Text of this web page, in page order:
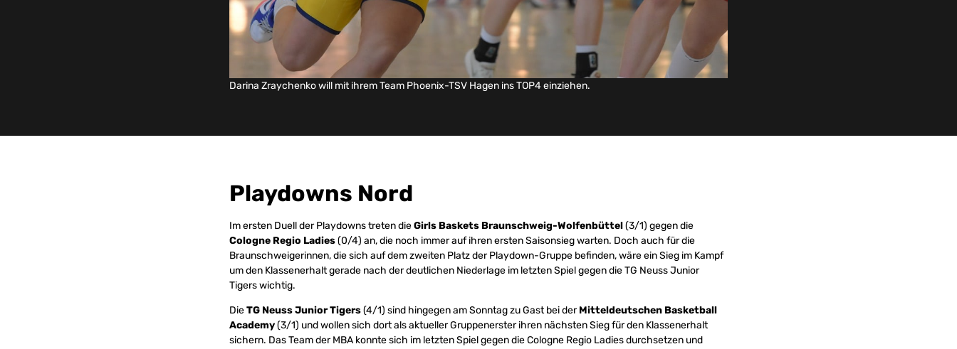
Darina Zraychenko will mit ihrem Team Phoenix-TSV Hagen ins TOP4 einziehen.
Playdowns Nord
Im ersten Duell der Playdowns treten dieGirls Baskets Braunschweig-Wolfenbüttel(3/1) gegen die
Cologne Regio Ladies(0/4) an, die noch immer auf ihren ersten Saisonsieg warten. Doch auch für die
Braunschweigerinnen, die sich auf dem zweiten Platz der Playdown-Gruppe befinden, wäre ein Sieg im Kampf
um den Klassenerhalt gerade nach der deutlichen Niederlage im letzten Spiel gegen die TG Neuss Junior
Tigers wichtig.
DieTG Neuss Junior Tigers(4/1) sind hingegen am Sonntag zu Gast bei derMitteldeutschen Basketball
Academy(3/1) und wollen sich dort als aktueller Gruppenerster ihren nächsten Sieg für den Klassenerhalt
sichern. Das Team der MBA konnte sich im letzten Spiel gegen die Cologne Regio Ladies durchsetzen und